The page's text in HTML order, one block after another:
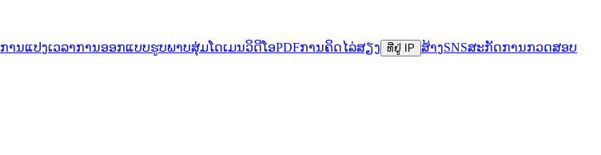
ການແປງເວລາການອອກແບບຮູບພາບສຸ່ມໂດເມນວິດີໂອPDFການຄິດໄລ່ສຽງ ທີ່ຢູ່ IP ສ້າງSNSສະກັດການກວດສອບ